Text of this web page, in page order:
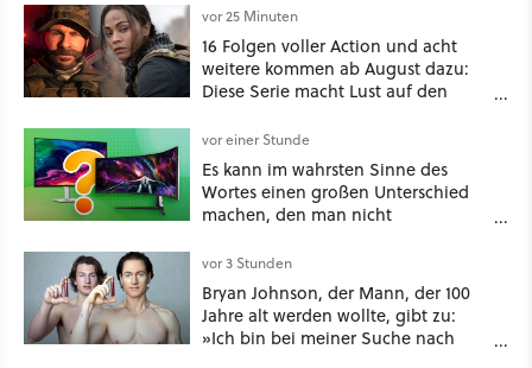
vor 25 Minuten
16 Folgen voller Action und acht
weitere kommen ab August dazu:
Diese Serie macht Lust auf den
vor einer Stunde
Es kann im wahrsten Sinne des
Wortes einen großen Unterschied
machen, den man nicht
Seitenverhältnis seid ihr unterwegs?
vor 3 Stunden
Bryan Johnson, der Mann, der 100
Jahre alt werden wollte, gibt zu:
»Ich bin bei meiner Suche nach